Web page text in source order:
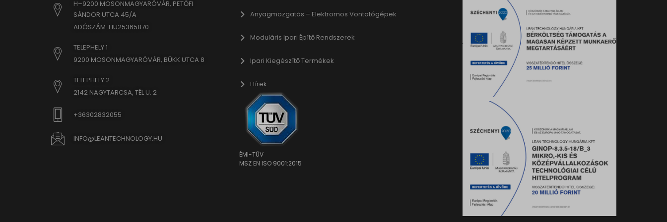
H–9200 MOSONMAGYARÓVÁR, PETŐFI
SÁNDOR UTCA 45/A
ADÓSZÁM: HU25365870
TELEPHELY 1
9200 MOSONMAGYARÓVÁR, BÜKK UTCA 8
TELEPHELY 2
2142 NAGYTARCSA, TÉL U. 2
+36302832055
INFO@LEANTECHNOLOGY.HU
Anyagmozgatás – Elektromos Vontatógépek
Moduláris Ipari Építő Rendszerek
Ipari Kiegészítő Termékek
Hírek
ÉMI-TÜV
MSZ EN ISO 9001:2015
www.google-analytics.com
yith_ywraq_session_*
i.ytimg.com
marketinga21.sg-host.com
www.embedista.com
www.google.bg